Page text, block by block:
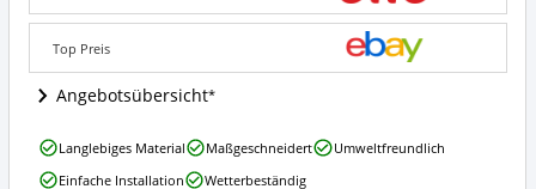
8m
10m
Angebote:
Wo
diese
Teichfolie
Top Preis
Angebotsübersicht
Teichfolie
PVC
Langlebiges Material Maßgeschneidert
Umweltfreundlich
Einfache Installation
Wetterbeständig